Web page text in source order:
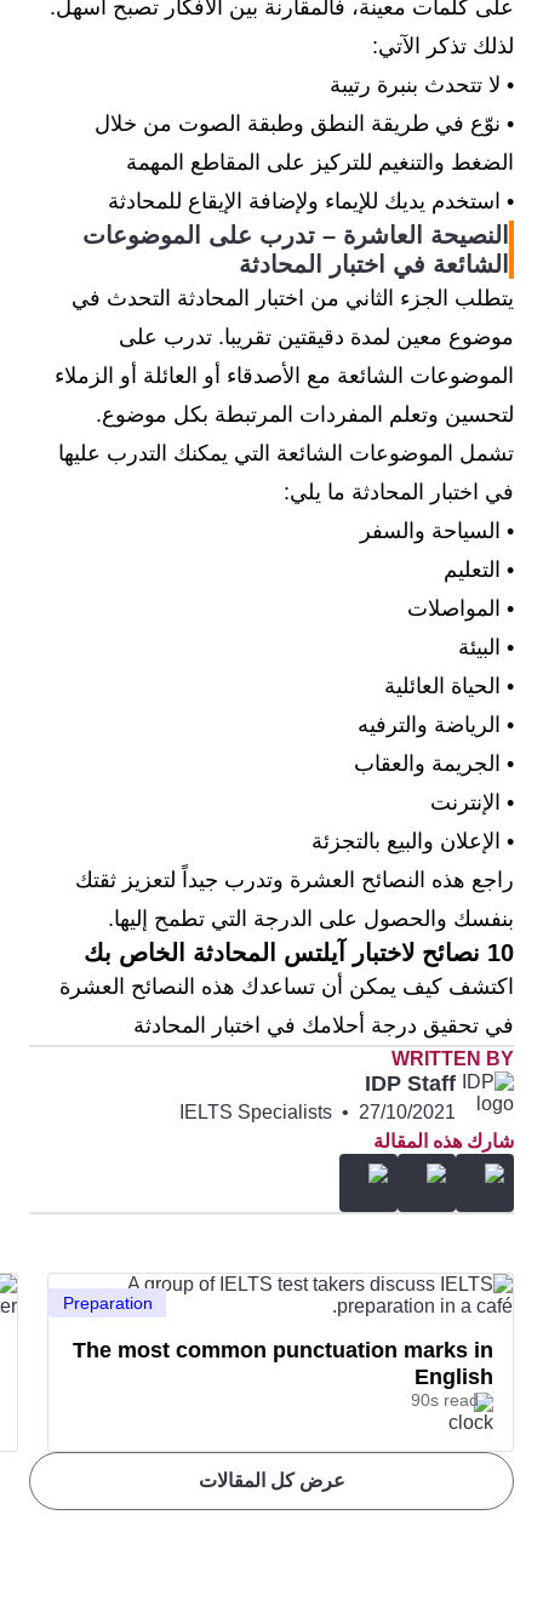
على كلمات معينة، فالمقارنة بين الأفكار تصبح أسهل.
لذلك تذكر الآتي:
• لا تتحدث بنبرة رتيبة
• نوّع في طريقة النطق وطبقة الصوت من خلال
الضغط والتنغيم للتركيز على المقاطع المهمة
• استخدم يديك للإيماء ولإضافة الإيقاع للمحادثة
النصيحة العاشرة – تدرب على الموضوعات
الشائعة في اختبار المحادثة
يتطلب الجزء الثاني من اختبار المحادثة التحدث في
موضوع معين لمدة دقيقتين تقريبا. تدرب على
الموضوعات الشائعة مع الأصدقاء أو العائلة أو الزملاء
لتحسين وتعلم المفردات المرتبطة بكل موضوع.
تشمل الموضوعات الشائعة التي يمكنك التدرب عليها
في اختبار المحادثة ما يلي:
• السياحة والسفر
• التعليم
• المواصلات
• البيئة
• الحياة العائلية
• الرياضة والترفيه
• الجريمة والعقاب
• الإنترنت
• الإعلان والبيع بالتجزئة
راجع هذه النصائح العشرة وتدرب جيداً لتعزيز ثقتك
بنفسك والحصول على الدرجة التي تطمح إليها.
10 نصائح لاختبار آيلتس المحادثة الخاص بك
اكتشف كيف يمكن أن تساعدك هذه النصائح العشرة
في تحقيق درجة أحلامك في اختبار المحادثة
WRITTEN BY
IDP Staff
27/10/2021
•
IELTS Specialists
شارك هذه المقالة
عرض كل المقالات
Preparation
The most common punctuation marks in
English
90s read